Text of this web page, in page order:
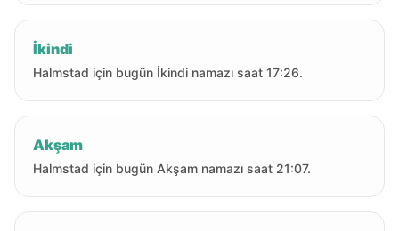
İkindi
Halmstad için bugün İkindi namazı saat 17:26.
Akşam
Halmstad için bugün Akşam namazı saat 21:07.